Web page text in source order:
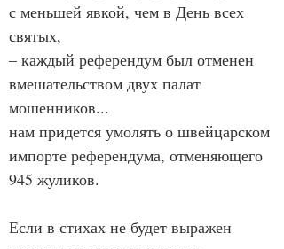
с меньшей явкой, чем в День всех
святых,
– каждый референдум был отменен
вмешательством двух палат
мошенников...
нам придется умолять о швейцарском
импорте референдума, отменяющего
945 жуликов.
Если в стихах не будет выражен